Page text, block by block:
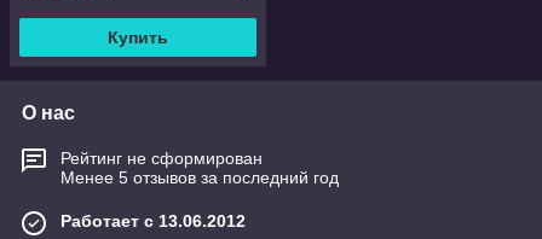
Купить
О нас
Рейтинг не сформирован
Менее 5 отзывов за последний год
Работает с 13.06.2012